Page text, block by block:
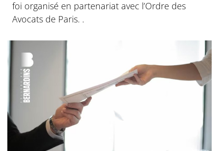
foi organisé en partenariat avec l’Ordre des
Avocats de Paris. .